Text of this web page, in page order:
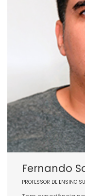
Fernando
PROFESSOR DE ENSINO